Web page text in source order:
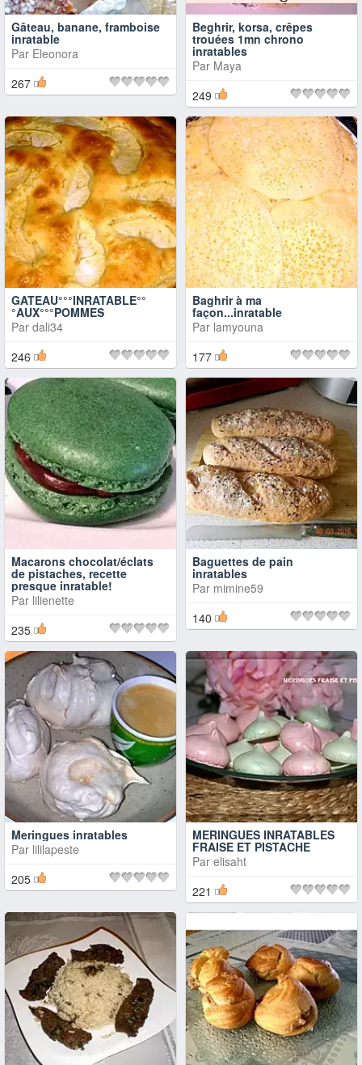
Gâteau, banane, framboise
inratable
Par Eleonora
267
Beghrir, korsa, crêpes
trouées 1mn chrono
inratables
Par Maya
249
GATEAU°°°INRATABLE°°
°AUX°°°POMMES
Par dali34
246
Baghrir à ma
façon...inratable
Par lamyouna
177
Macarons chocolat/éclats
de pistaches, recette
presque inratable!
Par lilienette
235
Baguettes de pain
inratables
Par mimine59
140
Meringues inratables
Par lililapeste
205
MERINGUES INRATABLES
FRAISE ET PISTACHE
Par elisaht
221